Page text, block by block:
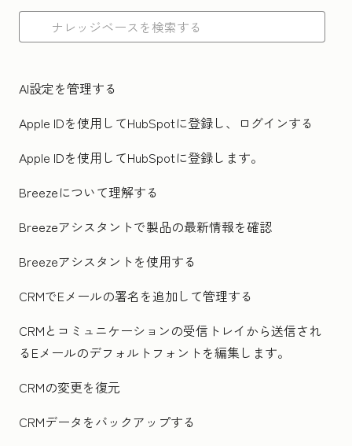
AI設定を管理する
Apple IDを使用してHubSpotに登録し、ログインする
Apple IDを使用してHubSpotに登録します。
Breezeについて理解する
Breezeアシスタントで製品の最新情報を確認
Breezeアシスタントを使用する
CRMでEメールの署名を追加して管理する
CRMとコミュニケーションの受信トレイから送信され
るEメールのデフォルトフォントを編集します。
CRMの変更を復元
CRMデータをバックアップする